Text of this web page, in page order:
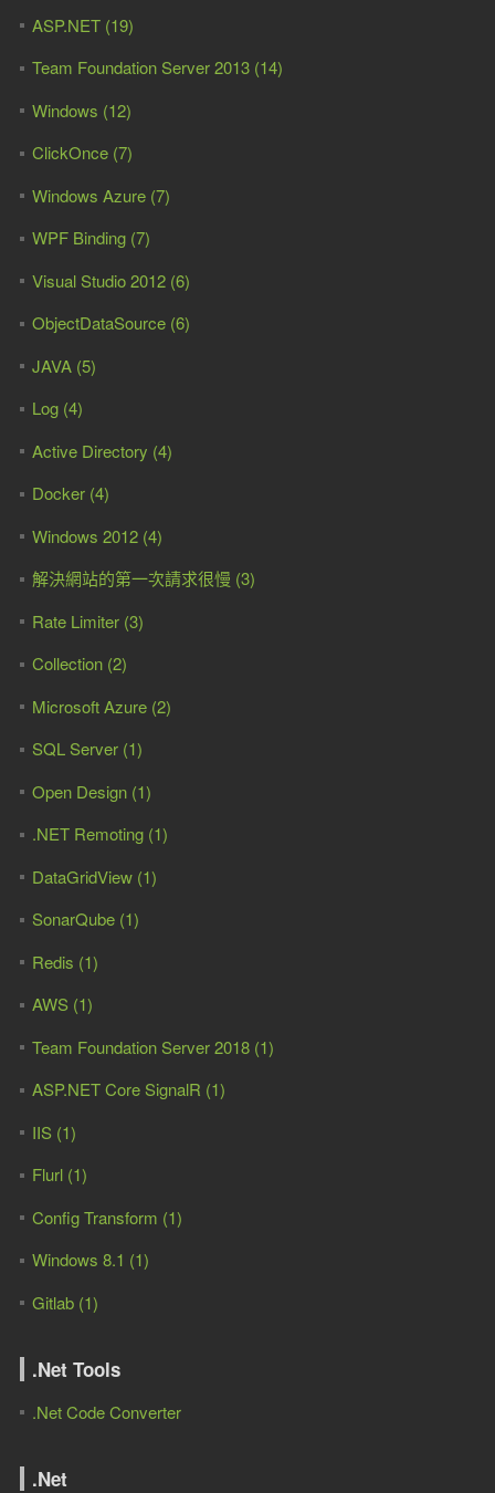
ASP.NET (19)
Team Foundation Server 2013 (14)
Windows (12)
ClickOnce (7)
Windows Azure (7)
WPF Binding (7)
Visual Studio 2012 (6)
ObjectDataSource (6)
JAVA (5)
Log (4)
Active Directory (4)
Docker (4)
Windows 2012 (4)
解決網站的第一次請求很慢 (3)
Rate Limiter (3)
Collection (2)
Microsoft Azure (2)
SQL Server (1)
Open Design (1)
.NET Remoting (1)
DataGridView (1)
SonarQube (1)
Redis (1)
AWS (1)
Team Foundation Server 2018 (1)
ASP.NET Core SignalR (1)
IIS (1)
Flurl (1)
Config Transform (1)
Windows 8.1 (1)
Gitlab (1)
.Net Tools
.Net Code Converter
.Net